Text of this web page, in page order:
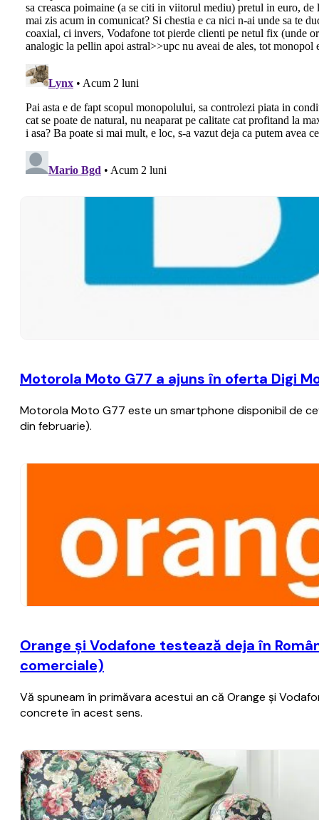
Motorola Moto G77 a ajuns în oferta Digi
Motorola Moto G77 este un smartphone disponibil de
din februarie).
Orange şi Vodafone testează deja în
comerciale)
Vă spuneam în primăvara acestui an că Orange şi
concrete în acest sens.